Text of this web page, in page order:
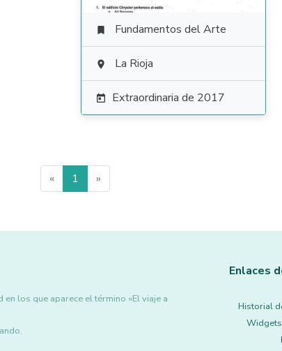
 Fundamentos del Arte
 La Rioja
 Extraordinaria de 2017
« 1 »
en los que aparece el término «El viaje a
Enlaces
Historial